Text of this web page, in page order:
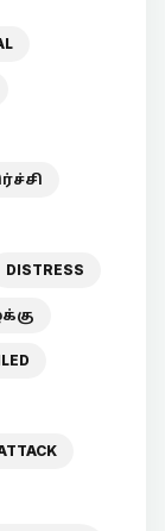
DISTRESS